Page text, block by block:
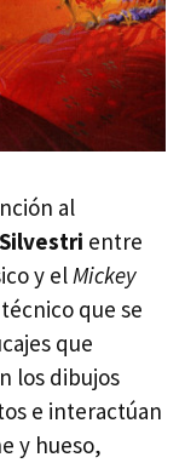
al
entre
y elMickey
que se
que
los dibujos
e interactúan
y hueso,